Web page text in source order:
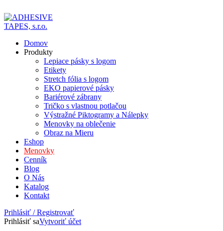
Domov
Produkty
Lepiace pásky s logom
Etikety
Stretch fólia s logom
EKO papierové pásky
Bariérové zábrany
Tričko s vlastnou potlačou
Výstražné Piktogramy a Nálepky
Menovky na oblečenie
Obraz na Mieru
Eshop
Menovky
Cenník
Blog
O Nás
Katalog
Kontakt
Prihlásiť / Registrovať
Prihlásiť saVytvoriť účet